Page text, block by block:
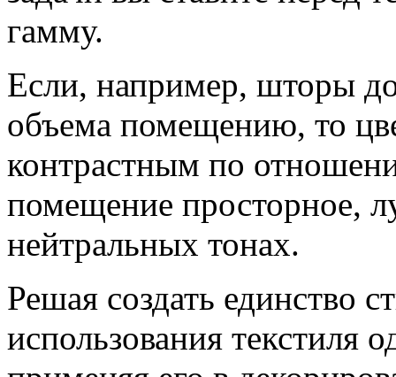
гамму.
Если, например, шторы
объема помещению, то
контрастным по
помещение просторное,
нейтральных тонах.
Решая создать единство
использования текстиля